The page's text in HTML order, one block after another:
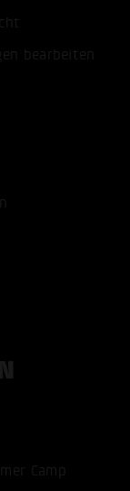
bearbeiten
Camp